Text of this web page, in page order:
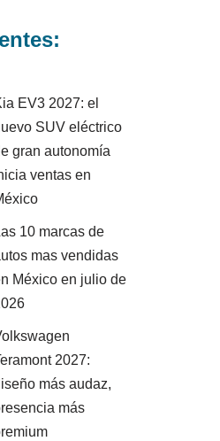
EV3 2027: el
SUV eléctrico
gran autonomía
ventas en
10 marcas de
mas vendidas
México en julio de
2027:
más audaz,
más